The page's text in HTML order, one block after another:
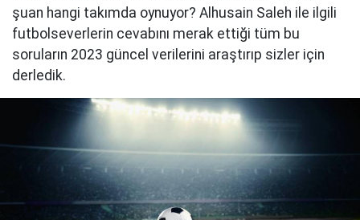
şuan hangi takımda oynuyor? Alhusain Saleh ile ilgili
futbolseverlerin cevabını merak ettiği tüm bu
soruların 2023 güncel verilerini araştırıp sizler için
derledik.